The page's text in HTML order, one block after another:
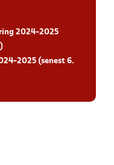
2024-2025
2025 (senest 6.